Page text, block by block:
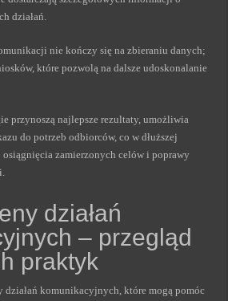
działań.
nie kończy się na zbieraniu danych;
które pozwolą na dalsze udoskonalanie
przynoszą najlepsze rezultaty, umożliwia
do potrzeb odbiorców, co w dłuższej
zamierzonych celów i poprawy
działań
– przegląd
praktyk
działań komunikacyjnych, które mogą pomóc